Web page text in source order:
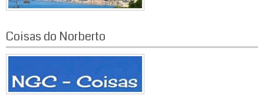
Coisas do Norberto